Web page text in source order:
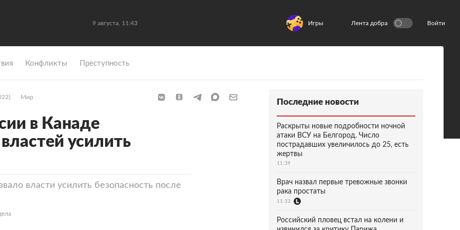
9 августа, 11:43 Игры Лента добра Войти
Конфликты Преступность
Мир
в Канаде
усилить
власти усилить безопасность после
Последние новости
Раскрыты новые подробности ночной
атаки ВСУ на Белгород. Число
пострадавших увеличилось до 25, есть
жертвы
11:39
Врач назвал первые тревожные звонки
рака простаты
11:33
Российский пловец встал на колени и